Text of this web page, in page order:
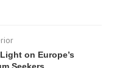
on Europe’s